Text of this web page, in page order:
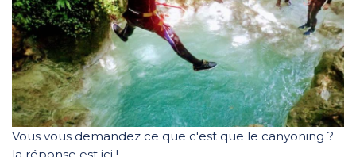
Vous vous demandez ce que c'est que le canyoning ?